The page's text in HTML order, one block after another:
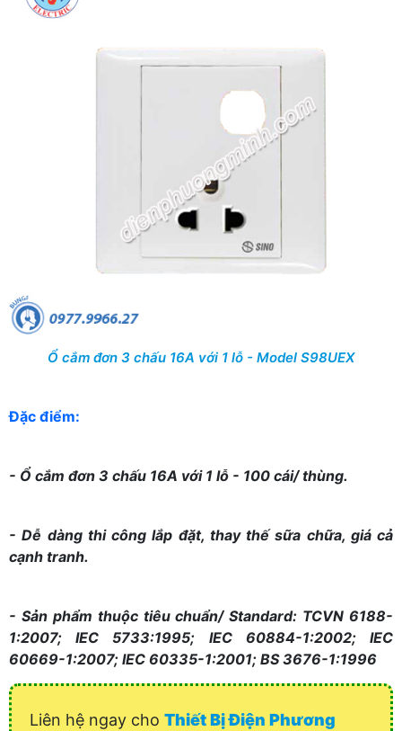
Ổ cắm đơn 3 chấu 16A với 1 lỗ - Model S98UEX
Đặc điểm:
- Ổ cắm đơn 3 chấu 16A với 1 lỗ - 100 cái/ thùng.
- Dễ dàng thi công lắp đặt, thay thế sữa chữa, giá cả
cạnh tranh.
- Sản phẩm thuộc tiêu chuẩn/ Standard: TCVN 6188-
1:2007; IEC 5733:1995; IEC 60884-1:2002; IEC
60669-1:2007; IEC 60335-1:2001; BS 3676-1:1996
Liên hệ ngay cho Thiết Bị Điện Phương